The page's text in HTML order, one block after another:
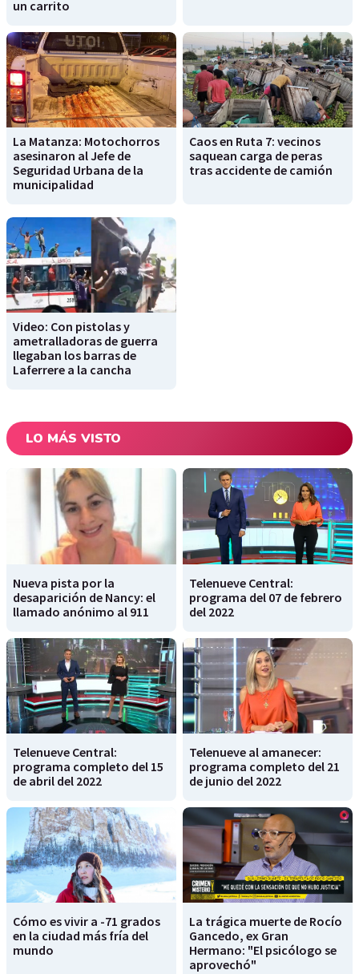
un carrito
La Matanza: Motochorros
asesinaron al Jefe de
Seguridad Urbana de la
municipalidad
Caos en Ruta 7: vecinos
saquean carga de peras
tras accidente de camión
Video: Con pistolas y
ametralladoras de guerra
llegaban los barras de
Laferrere a la cancha
LO MÁS VISTO
Nueva pista por la
desaparición de Nancy: el
llamado anónimo al 911
Telenueve Central:
programa del 07 de febrero
del 2022
Telenueve Central:
programa completo del 15
de abril del 2022
Telenueve al amanecer:
programa completo del 21
de junio del 2022
Cómo es vivir a -71 grados
en la ciudad más fría del
mundo
La trágica muerte de Rocío
Gancedo, ex Gran
Hermano: "El psicólogo se
aprovechó"